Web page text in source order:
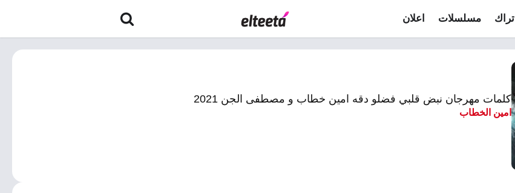
تراك مسلسلات اعلان
كلمات مهرجان نبض قلبي فضلو دقه امين خطاب و مصطفى الجن 2021
امين الخطاب